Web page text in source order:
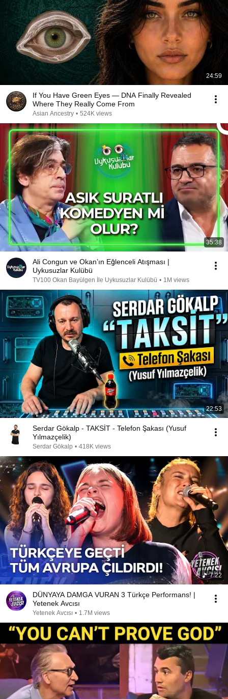
24:59
If You Have Green Eyes — DNA Finally Revealed
Where They Really Come From
Asian Ancestry • 524K views
35:38
Ali Congun ve Okan’ın Eğlenceli Atışması |
Uykusuzlar Kulübü
TV100 Okan Bayülgen İle Uykusuzlar Kulübü • 1M views
22:53
Serdar Gökalp - TAKSİT - Telefon Şakası (Yusuf
Yılmazçelik)
Serdar Gökalp • 418K views
7:22
DÜNYAYA DAMGA VURAN 3 Türkçe Performans! |
Yetenek Avcısı
Yetenek Avcısı • 1.7M views